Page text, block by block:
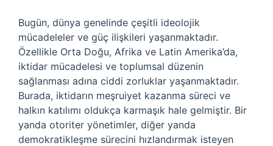
Bugün, dünya genelinde çeşitli ideolojik
mücadeleler ve güç ilişkileri yaşanmaktadır.
Özellikle Orta Doğu, Afrika ve Latin Amerika’da,
iktidar mücadelesi ve toplumsal düzenin
sağlanması adına ciddi zorluklar yaşanmaktadır.
Burada, iktidarın meşruiyet kazanma süreci ve
halkın katılımı oldukça karmaşık hale gelmiştir. Bir
yanda otoriter yönetimler, diğer yanda
demokratikleşme sürecini hızlandırmak isteyen